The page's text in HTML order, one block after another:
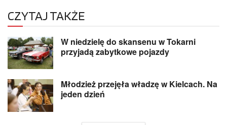
CZYTAJ TAKŻE
W niedzielę do skansenu w Tokarni
przyjadą zabytkowe pojazdy
Młodzież przejęła władzę w Kielcach. Na
jeden dzień